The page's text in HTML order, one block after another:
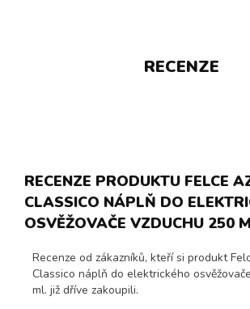
RECENZE
RECENZE PRODUKTU FELCE
CLASSICO NÁPLŇ DO
OSVĚŽOVAČE VZDUCHU 250
Recenze od zákazníků, kteří si produkt
Classico náplň do elektrického
ml. již dříve zakoupili.